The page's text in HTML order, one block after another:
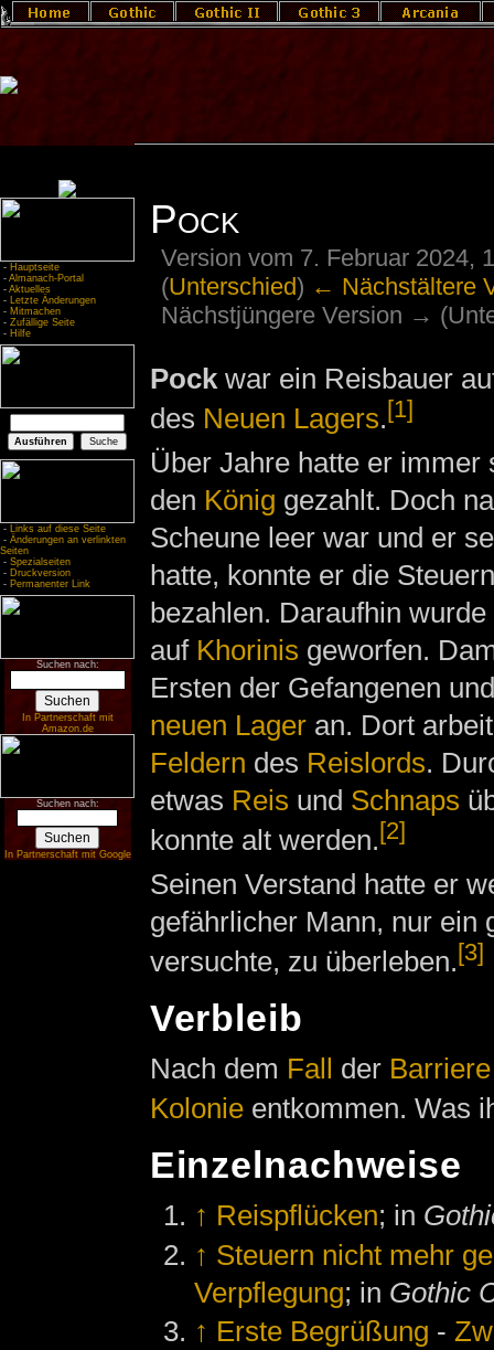
- Hauptseite
- Almanach-Portal
- Aktuelles
- Letzte Änderungen
- Mitmachen
- Zufällige Seite
- Hilfe
- Links auf diese Seite
- Änderungen an verlinkten
Seiten
- Spezialseiten
- Druckversion
- Permanenter Link
Suchen nach:
In Partnerschaft mit
Amazon.de
Suchen nach:
In Partnerschaft mit Google
Pock
Version vom 7. Februar 2024,
(Unterschied) ← Nächstältere
Nächstjüngere Version →
Pockwar ein Reisbauer
des Neuen Lagers.[1]
Über Jahre hatte er immer
den König gezahlt. Doch
Scheune leer war und er
hatte, konnte er die
bezahlen. Daraufhin
auf Khorinis geworfen.
Ersten der Gefangenen
neuen Lageran. Dort
Feldern des Reislords.
etwas Reis und Schnaps
konnte alt werden.[2]
Seinen Verstand hatte er
gefährlicher Mann, nur ein
versuchte, zu überleben.[3]
Verbleib
Nach dem Fall der Barriere
Kolonieentkommen. Was
Einzelnachweise
↑ Reispflücken; in
↑ Steuern nicht mehr
Verpflegung; in Gothic
↑ Erste Begrüßung -